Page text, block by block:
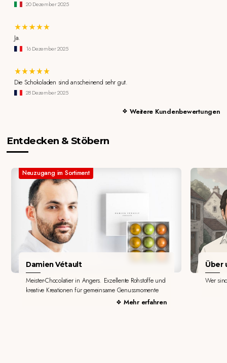
20 Dezember 2025
Ja.
16 Dezember 2025
Die Schokoladen sind anscheinend sehr gut.
28 Dezember 2025
Weitere Kundenbewertungen
Entdecken & Stöbern
Neuzugang im Sortiment
Damien Vétault
Meister-Chocolatier in Angers. Exzellente Rohstoffe und
kreative Kreationen für gemeinsame Genussmomente
Mehr erfahren
Über
Wer